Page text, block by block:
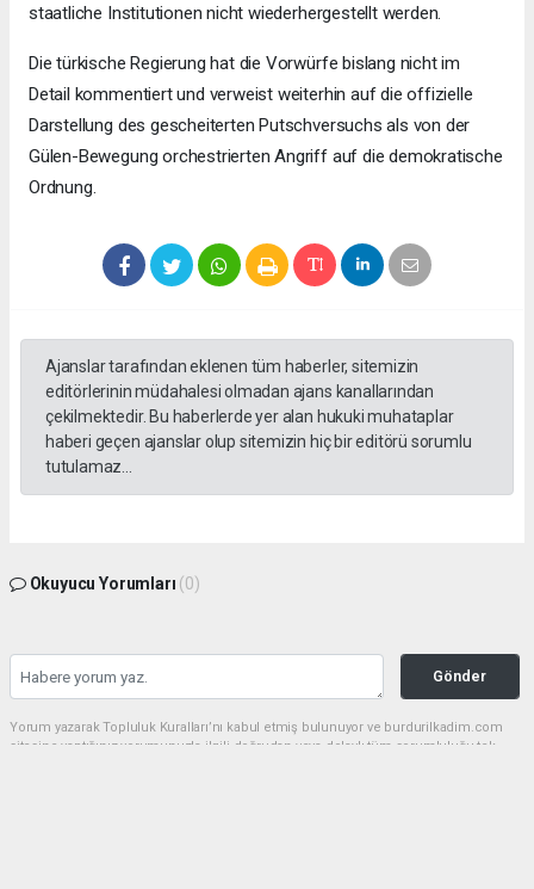
staatliche Institutionen nicht wiederhergestellt werden.
Die türkische Regierung hat die Vorwürfe bislang nicht im
Detail kommentiert und verweist weiterhin auf die offizielle
Darstellung des gescheiterten Putschversuchs als von der
Gülen-Bewegung orchestrierten Angriff auf die demokratische
Ordnung.
Ajanslar tarafından eklenen tüm haberler, sitemizin
editörlerinin müdahalesi olmadan ajans kanallarından
çekilmektedir. Bu haberlerde yer alan hukuki muhataplar
haberi geçen ajanslar olup sitemizin hiç bir editörü sorumlu
tutulamaz...
Okuyucu Yorumları (0)
Gönder
Yorum yazarak Topluluk Kuralları’nı kabul etmiş bulunuyor ve burdurilkadim.com
sitesine yaptığınız yorumunuzla ilgili doğrudan veya dolaylı tüm sorumluluğu tek